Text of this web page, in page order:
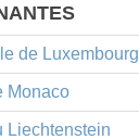
de Luxembourg
Monaco
Liechtenstein